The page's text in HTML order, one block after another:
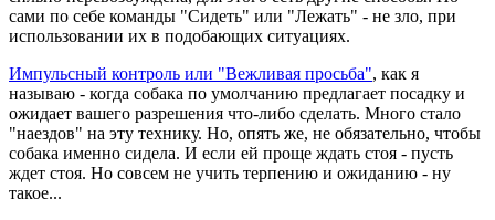
сами по себе команды "Сидеть" или "Лежать" - не зло, при
использовании их в подобающих ситуациях.
Импульсный контроль или "Вежливая просьба", как я
называю - когда собака по умолчанию предлагает посадку и
ожидает вашего разрешения что-либо сделать. Много стало
"наездов" на эту технику. Но, опять же, не обязательно, чтобы
собака именно сидела. И если ей проще ждать стоя - пусть
ждет стоя. Но совсем не учить терпению и ожиданию - ну
такое...